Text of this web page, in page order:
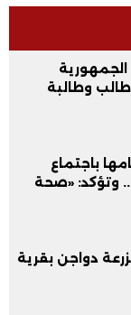
باجتماع
وتؤكد: «صحة
دواجن بقرية